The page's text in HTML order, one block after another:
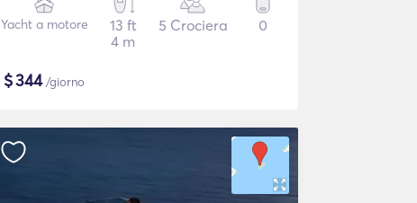
Yacht a motore
13 ft
4 m
5 Crociera 0
$344/giorno